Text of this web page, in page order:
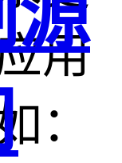
用
：
源